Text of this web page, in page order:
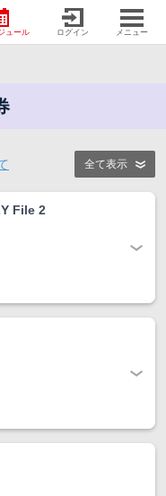
ュール ログイン メニュー
全て表示
File 2